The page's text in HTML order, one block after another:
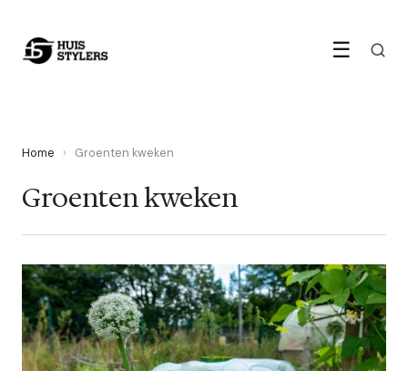
☰
Home › Groenten kweken
Groenten kweken